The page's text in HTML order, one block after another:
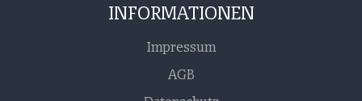
INFORMATIONEN
Impressum
AGB